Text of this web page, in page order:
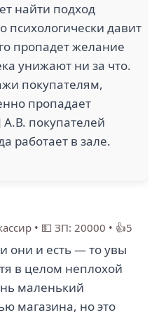
найти подход
психологически давит
пропадет желание
унижают ни за что.
покупателям,
пропадает
покупателей
работает в зале.
• 💵 ЗП: 20000 • 👍5
они и есть — то увы
в целом неплохой
маленький
магазина, но это